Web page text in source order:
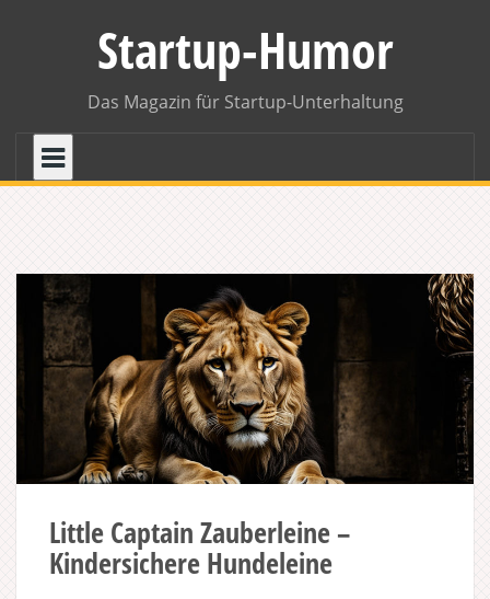
Startup-Humor
Das Magazin für Startup-Unterhaltung
Little Captain Zauberleine –
Kindersichere Hundeleine